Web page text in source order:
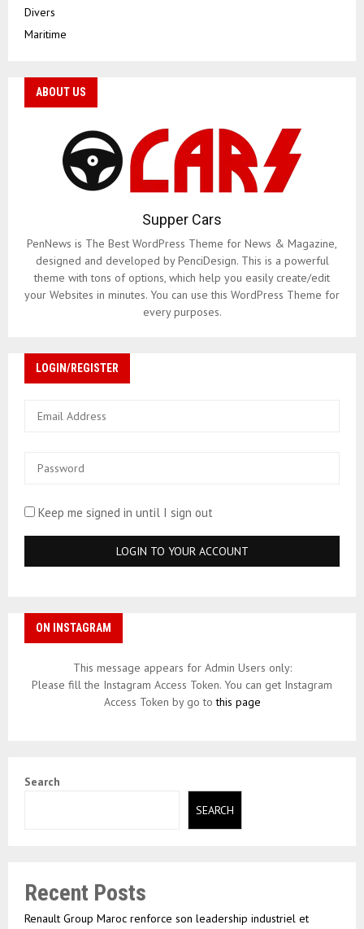
Divers
Maritime
ABOUT US
Supper Cars
PenNews is The Best WordPress Theme for News & Magazine,
designed and developed by PenciDesign. This is a powerful
theme with tons of options, which help you easily create/edit
your Websites in minutes. You can use this WordPress Theme for
every purposes.
LOGIN/REGISTER
Keep me signed in until I sign out
ON INSTAGRAM
This message appears for Admin Users only:
Please fill the Instagram Access Token. You can get Instagram
Access Token by go tothis page
Search
SEARCH
Recent Posts
Renault Group Maroc renforce son leadership industriel et